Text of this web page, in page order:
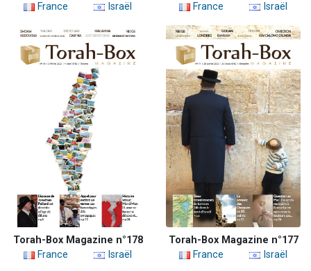
France
Israël
France
Israël
Torah-Box Magazine n°178
France
Israël
Torah-Box Magazine n°177
France
Israël